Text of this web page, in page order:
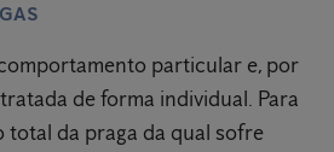
particular e, por
de forma individual. Para
total da praga da qual sofre